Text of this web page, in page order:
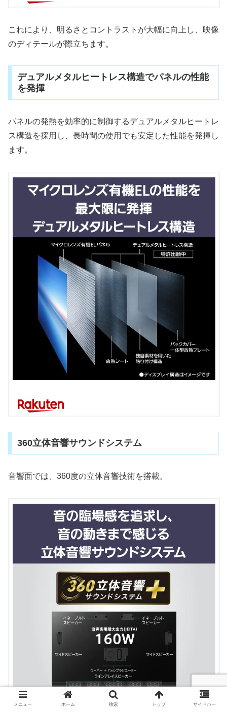
これにより、明るさとコントラストが大幅に向上し、映像
のディテールが際立ちます。
デュアルメタルヒートレス構造でパネルの性能
を発揮
パネルの発熱を効率的に制御するデュアルメタルヒートレ
ス構造を採用し、長時間の使用でも安定した性能を発揮し
ます。
360立体音響サウンドシステム
音響面では、360度の立体音響技術を搭載。
メニュー ホーム 検索 トップ サイドバー